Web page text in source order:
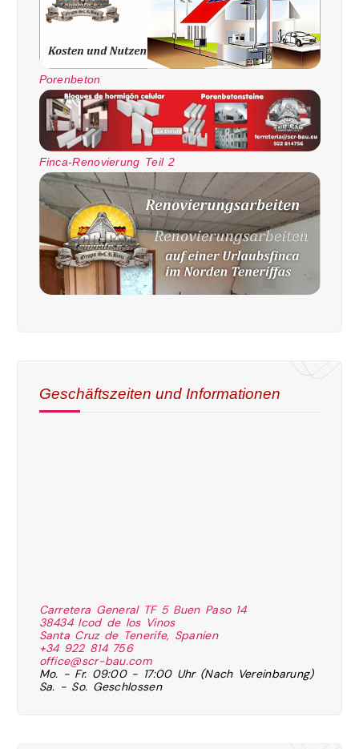
Porenbeton
Finca-Renovierung Teil 2
Geschäftszeiten und Informationen
Carretera General TF 5 Buen Paso 14
38434 Icod de los Vinos
Santa Cruz de Tenerife, Spanien
+34 922 814 756
office@scr-bau.com
Mo. - Fr. 09:00 - 17:00 Uhr (Nach Vereinbarung)
Sa. - So. Geschlossen